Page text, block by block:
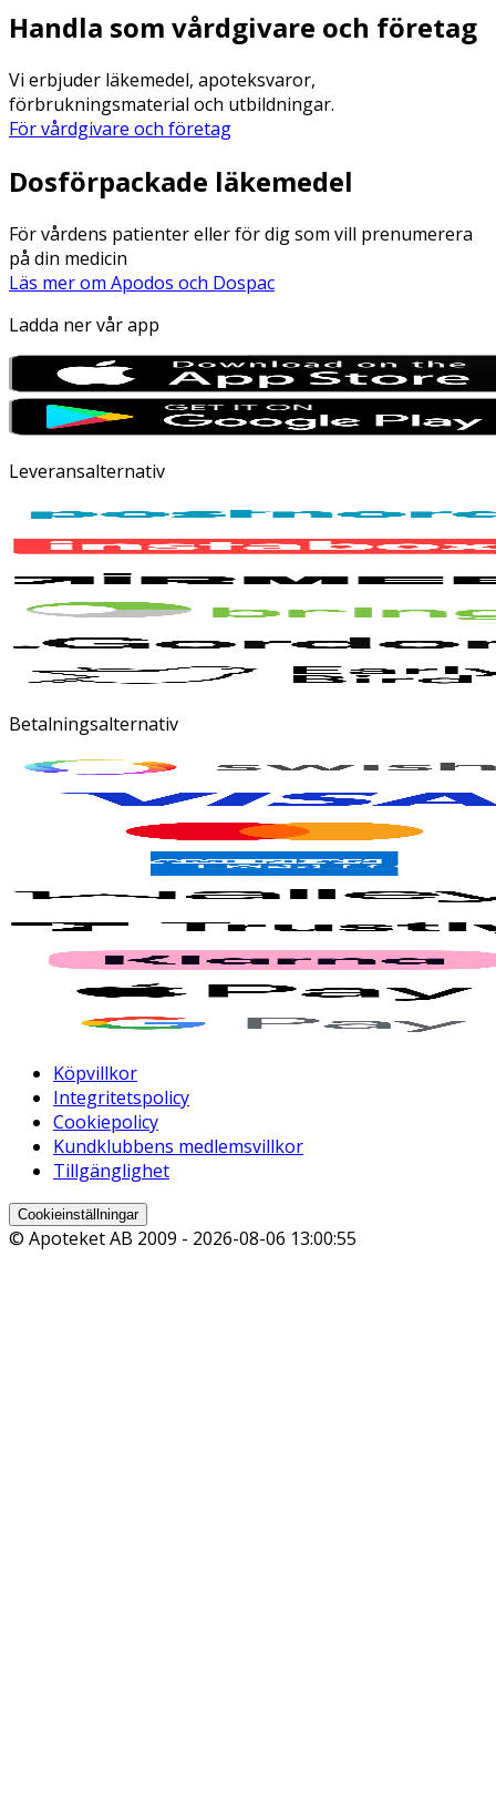
Handla som vårdgivare och företag
Vi erbjuder läkemedel, apoteksvaror,
förbrukningsmaterial och utbildningar.
För vårdgivare och företag
Dosförpackade läkemedel
För vårdens patienter eller för dig som vill prenumerera
på din medicin
Läs mer om Apodos och Dospac
Ladda ner vår app
Leveransalternativ
Betalningsalternativ
Köpvillkor
Integritetspolicy
Cookiepolicy
Kundklubbens medlemsvillkor
Tillgänglighet
Cookieinställningar
© Apoteket AB 2009 - 2026-08-06 13:00:55